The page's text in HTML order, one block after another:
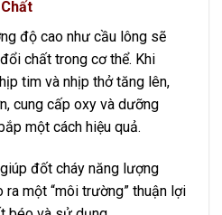
độ cao như cầu lông sẽ
chất trong cơ thể. Khi
tim và nhịp thở tăng lên,
cung cấp oxy và dưỡng
một cách hiệu quả.
đốt cháy năng lượng
một “môi trường” thuận lợi